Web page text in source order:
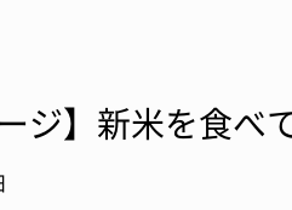
ジ】新米を食べ